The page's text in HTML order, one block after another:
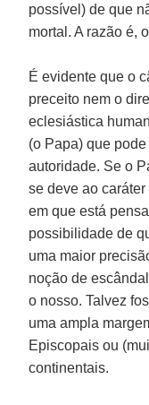
possível) de que
mortal. A razão é,
É evidente que o
preceito nem o
eclesiástica
(o Papa) que
autoridade. Se o
se deve ao
em que está
possibilidade de
uma maior
noção de
o nosso. Talvez
uma ampla
Episcopais ou
continentais.